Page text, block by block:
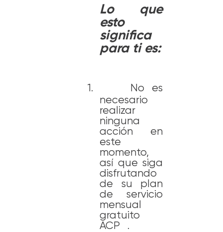
Lo que
esto
significa
para ti es:
1.
No es
necesario
realizar
ninguna
acción en
este
momento,
así que siga
disfrutando
de su plan
de servicio
mensual
gratuito
ACP .